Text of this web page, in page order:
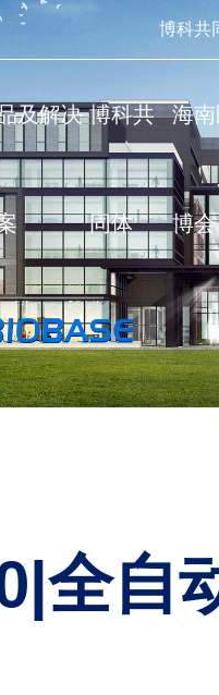
博科共
及解决 博科共
同体
海
博会
全自